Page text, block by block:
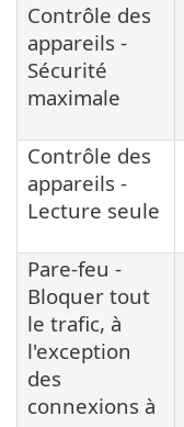
Contrôle des
appareils -
Sécurité
maximale
Contrôle des
appareils -
Lecture seule
Pare-feu -
Bloquer tout
le trafic, à
l'exception
des
connexions à